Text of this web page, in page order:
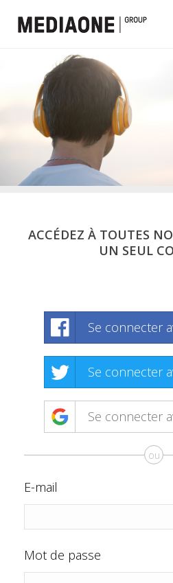
ACCÉDEZ À TOUTES
UN SEUL
Se connecter
Se connecter
Se connecter
ou
E-mail
Mot de passe